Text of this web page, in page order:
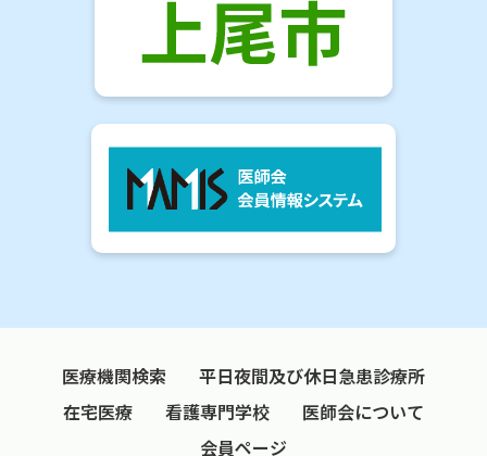
医療機関検索
平日夜間及び休日急患診療所
在宅医療
看護専門学校
医師会について
会員ページ